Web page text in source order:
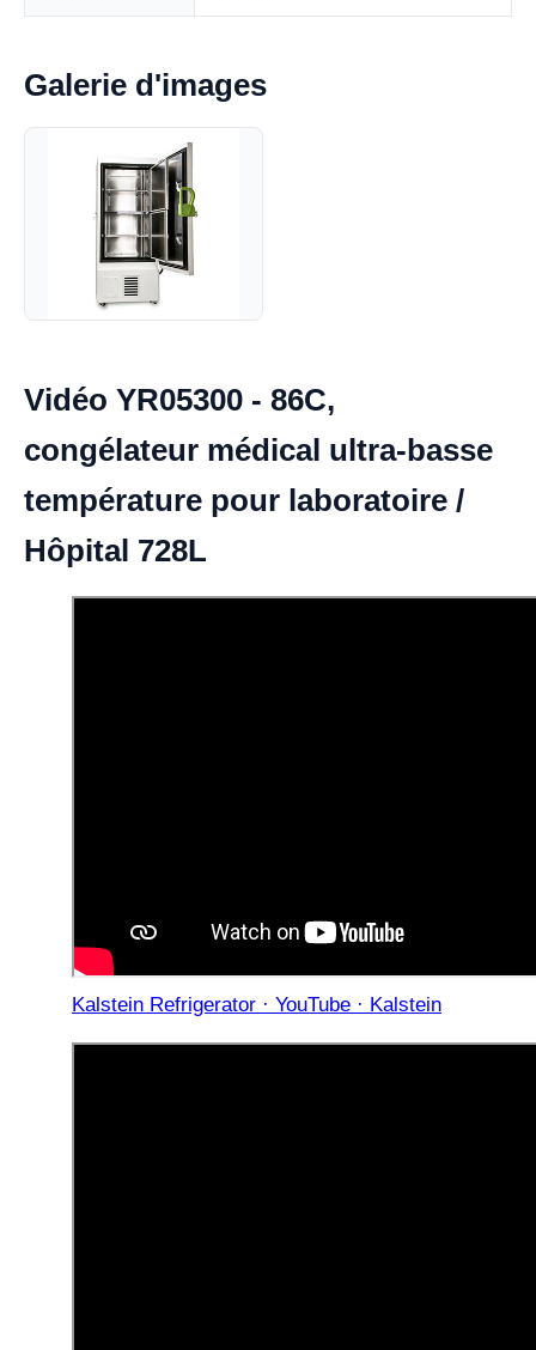
Galerie d'images
Vidéo YR05300 - 86C,
congélateur médical ultra-basse
température pour laboratoire /
Hôpital 728L
Kalstein Refrigerator · YouTube · Kalstein